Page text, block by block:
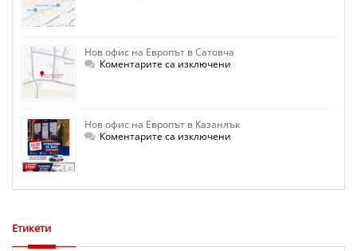
Кюстендил
Нов офис на Европът в Сатовча
Коментарите са изключени
Сатовча
Нов офис на Европът в Казанлък
Коментарите са изключени
в
Етикети